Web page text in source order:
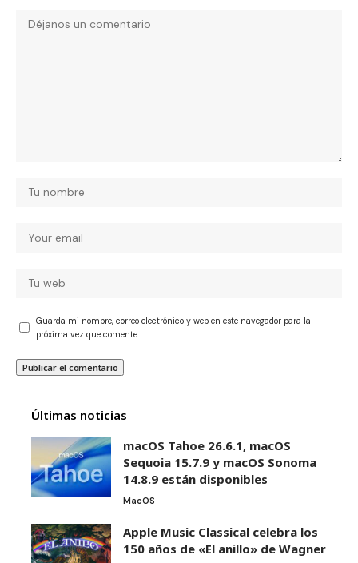
Guarda mi nombre, correo electrónico y web en este navegador para la
próxima vez que comente.
Últimas noticias
macOS Tahoe 26.6.1, macOS
Sequoia 15.7.9 y macOS Sonoma
14.8.9 están disponibles
MacOS
Apple Music Classical celebra los
150 años de «El anillo» de Wagner